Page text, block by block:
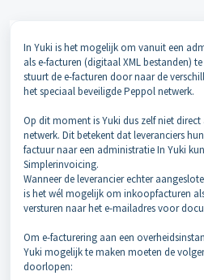
In Yuki is het mogelijk om vanuit een
als e-facturen (digitaal XML bestanden)
stuurt de e-facturen door naar de
het speciaal beveiligde Peppol netwerk.
Op dit moment is Yuki dus zelf niet
netwerk. Dit betekent dat leveranciers
factuur naar een administratie In Yuki
Simplerinvoicing.
Wanneer de leverancier echter
is het wél mogelijk om inkoopfacturen
versturen naar het e-mailadres voor
Om e-facturering aan een
Yuki mogelijk te maken moeten de
doorlopen: